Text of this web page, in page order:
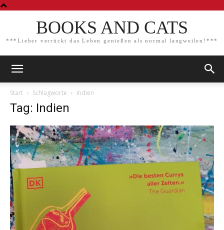
BOOKS AND CATS
***Lieber verrückt das Leben genießen als normal langweilen!***
Start Schlagworte Indien
Tag: Indien